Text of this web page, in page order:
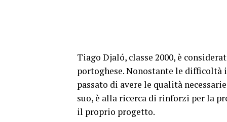
Tiago Djaló, classe 2000, è
portoghese. Nonostante le
passato di avere le qualità
suo, è alla ricerca di rinforzi per la
il proprio progetto.